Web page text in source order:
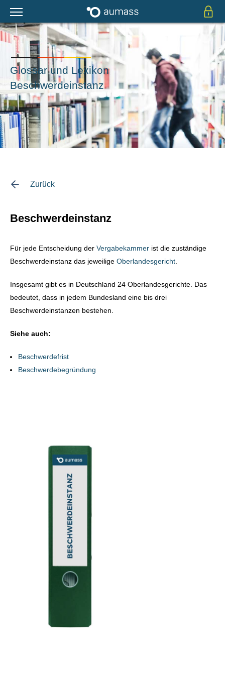
Glossar und Lexikon
Beschwerdeinstanz
Zurück
Beschwerdeinstanz
Für jede Entscheidung der Vergabekammer ist die zuständige
Beschwerdeinstanz das jeweilige Oberlandesgericht
Insgesamt gibt es in Deutschland 24 Oberlandesgerichte. Das
bedeutet, dass in jedem Bundesland eine bis drei
Beschwerdeinstanzen bestehen.
Siehe auch:
Beschwerdefrist
Beschwerdebegründung